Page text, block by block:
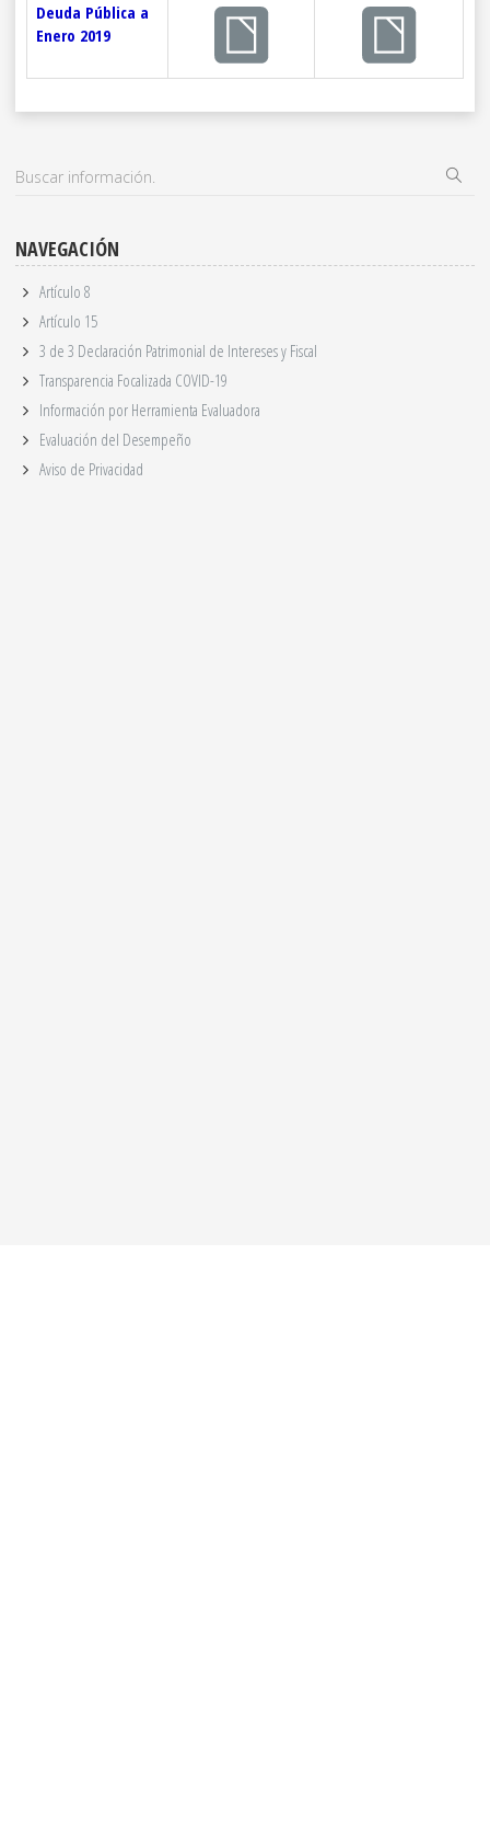
Deuda Pública a
Enero 2019
NAVEGACIÓN
Artículo 8
Artículo 15
3 de 3 Declaración Patrimonial de Intereses y Fiscal
Transparencia Focalizada COVID-19
Información por Herramienta Evaluadora
Evaluación del Desempeño
Aviso de Privacidad